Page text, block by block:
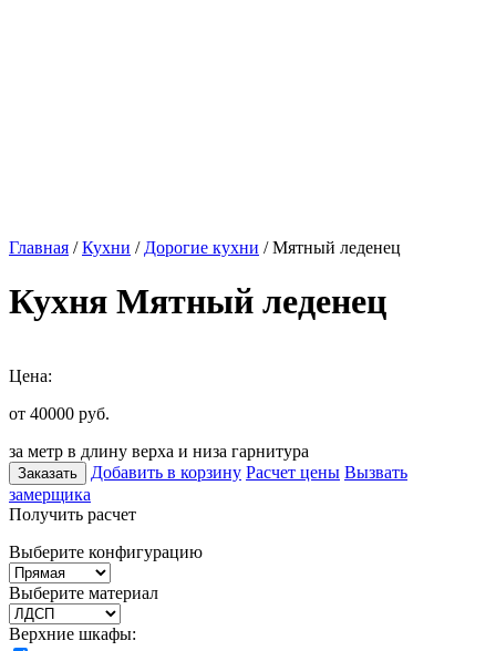
Главная /Кухни / Дорогие кухни / Мятный леденец
Кухня Мятный леденец
Цена:
от 40000 руб.
за метр в длину верха и низа гарнитура
Заказать Добавить в корзину Расчет цены Вызвать
замерщика
Получить расчет
Выберите конфигурацию
Выберите материал
Верхние шкафы: